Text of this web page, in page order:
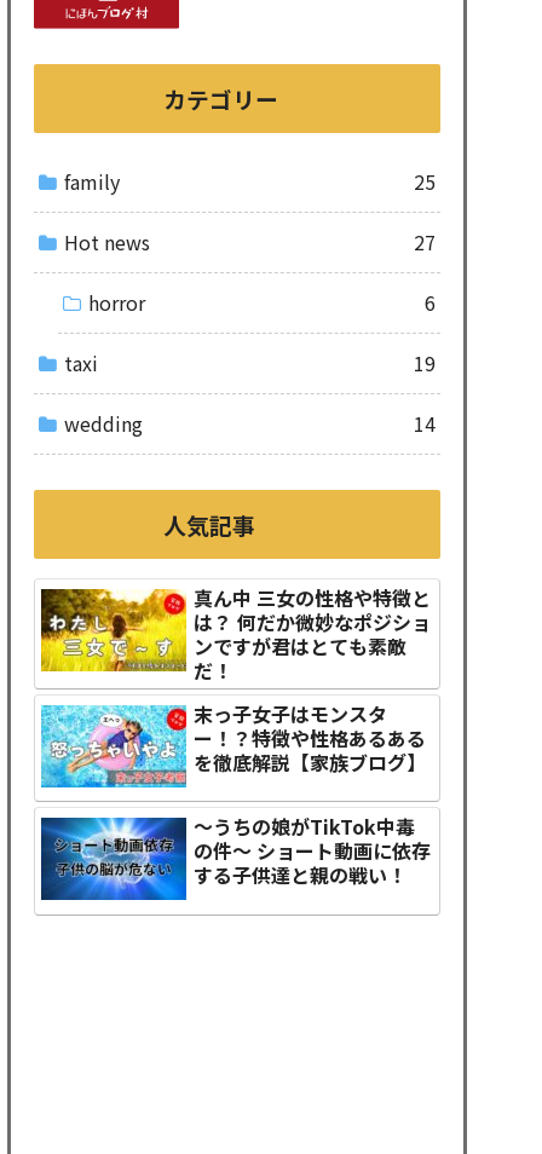
カテゴリー
family 25
Hot news 27
horror 6
taxi 19
wedding 14
人気記事
真ん中 三女の性格や特徴と
は？ 何だか微妙なポジショ
ンですが君はとても素敵
だ！
末っ子女子はモンスタ
ー！？特徴や性格あるある
を徹底解説【家族ブログ】
～うちの娘がTikTok中毒
の件～ ショート動画に依存
する子供達と親の戦い！